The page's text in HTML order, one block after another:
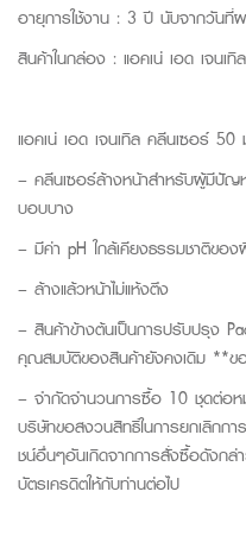
อายุการใช้งาน : 3 ปี นับจากวันที่
สินค้าในกล่อง : แอคเน่ เอด เจน
แอคเน่ เอด เจนเทิล คลีนเซอร์
– คลีนเซอร์ล้างหน้าสำหรับผู้มีปัญ
บอบบาง
– มีค่า pH ใกล้เคียงธรรมชาติขอ
– ล้างแล้วหน้าไม่แห้งตึง
– สินค้าข้างต้นเป็นการปรับปรุง
คุณสมบัติของสินค้ายังคงเดิม **ขอ
– จำกัดจำนวนการซื้อ 10 ชุดต่อห
บริษัทขอสงวนสิทธิ์ในการยกเลิกก
ชน์อื่นๆอันเกิดจากการสั่งซื้อดังกล่
บัตรเครดิตให้กับท่านต่อไป